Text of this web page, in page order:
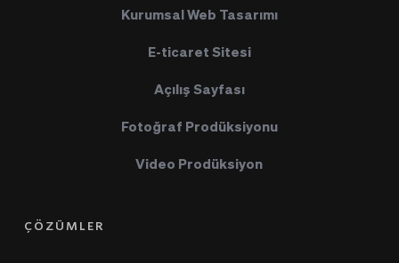
Kurumsal Web Tasarımı
E-ticaret Sitesi
Açılış Sayfası
Fotoğraf Prodüksiyonu
Video Prodüksiyon
ÇÖZÜMLER